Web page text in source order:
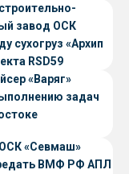
осадкой
завод ОСК
сухогруз «Архип
RSD59
«Варяг»
задач
«Севмаш»
ВМФ РФ АПЛ